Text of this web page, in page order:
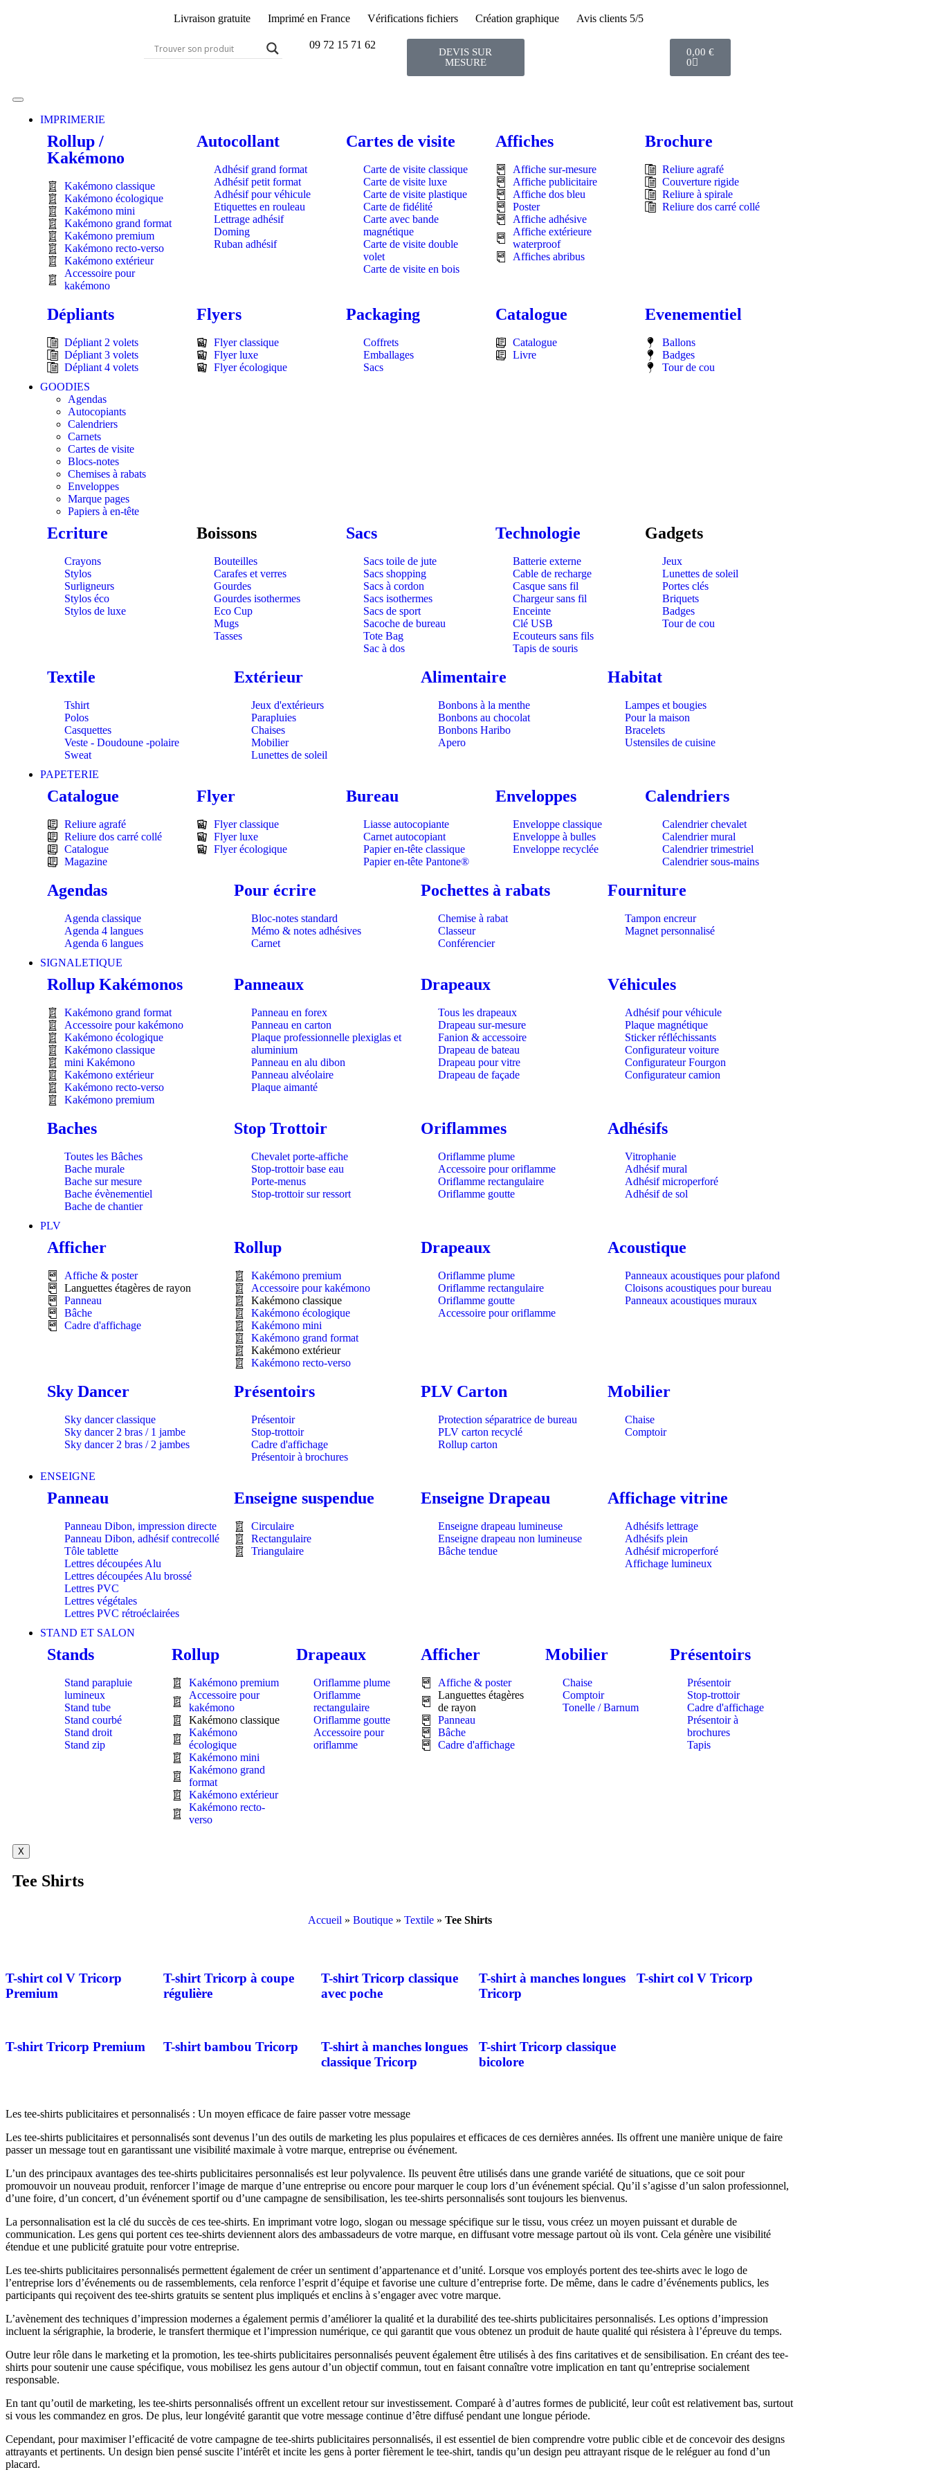
Livraison gratuite Imprimé en France Vérifications fichiers Création graphique Avis clients 5/5
09 72 15 71 62
DEVIS SUR
MESURE
0,00 €
0
IMPRIMERIE
Rollup /
Kakémono
Kakémono classique
Kakémono écologique
Kakémono mini
Kakémono grand format
Kakémono premium
Kakémono recto-verso
Kakémono extérieur
Accessoire pour
kakémono
Autocollant
Adhésif grand format
Adhésif petit format
Adhésif pour véhicule
Etiquettes en rouleau
Lettrage adhésif
Doming
Ruban adhésif
Cartes de visite
Carte de visite classique
Carte de visite luxe
Carte de visite plastique
Carte de fidélité
Carte avec bande
magnétique
Carte de visite double
volet
Carte de visite en bois
Affiches
Affiche sur-mesure
Affiche publicitaire
Affiche dos bleu
Poster
Affiche adhésive
Affiche extérieure
waterproof
Affiches abribus
Brochure
Reliure agrafé
Couverture rigide
Reliure à spirale
Reliure dos carré collé
Dépliants
Dépliant 2 volets
Dépliant 3 volets
Dépliant 4 volets
Flyers
Flyer classique
Flyer luxe
Flyer écologique
Packaging
Coffrets
Emballages
Sacs
Catalogue
Catalogue
Livre
Evenementiel
Ballons
Badges
Tour de cou
GOODIES
Agendas
Autocopiants
Calendriers
Carnets
Cartes de visite
Blocs-notes
Chemises à rabats
Enveloppes
Marque pages
Papiers à en-tête
Ecriture
Crayons
Stylos
Surligneurs
Stylos éco
Stylos de luxe
Boissons
Bouteilles
Carafes et verres
Gourdes
Gourdes isothermes
Eco Cup
Mugs
Tasses
Sacs
Sacs toile de jute
Sacs shopping
Sacs à cordon
Sacs isothermes
Sacs de sport
Sacoche de bureau
Tote Bag
Sac à dos
Technologie
Batterie externe
Cable de recharge
Casque sans fil
Chargeur sans fil
Enceinte
Clé USB
Ecouteurs sans fils
Tapis de souris
Gadgets
Jeux
Lunettes de soleil
Portes clés
Briquets
Badges
Tour de cou
Textile
Tshirt
Polos
Casquettes
Veste - Doudoune -polaire
Sweat
Extérieur
Jeux d'extérieurs
Parapluies
Chaises
Mobilier
Lunettes de soleil
Alimentaire
Bonbons à la menthe
Bonbons au chocolat
Bonbons Haribo
Apero
Habitat
Lampes et bougies
Pour la maison
Bracelets
Ustensiles de cuisine
PAPETERIE
Catalogue
Reliure agrafé
Reliure dos carré collé
Catalogue
Magazine
Flyer
Flyer classique
Flyer luxe
Flyer écologique
Bureau
Liasse autocopiante
Carnet autocopiant
Papier en-tête classique
Papier en-tête Pantone®
Enveloppes
Enveloppe classique
Enveloppe à bulles
Enveloppe recyclée
Calendriers
Calendrier chevalet
Calendrier mural
Calendrier trimestriel
Calendrier sous-mains
Agendas
Agenda classique
Agenda 4 langues
Agenda 6 langues
Pour écrire
Bloc-notes standard
Mémo & notes adhésives
Carnet
Pochettes à rabats
Chemise à rabat
Classeur
Conférencier
Fourniture
Tampon encreur
Magnet personnalisé
SIGNALETIQUE
Rollup Kakémonos
Kakémono grand format
Accessoire pour kakémono
Kakémono écologique
Kakémono classique
mini Kakémono
Kakémono extérieur
Kakémono recto-verso
Kakémono premium
Panneaux
Panneau en forex
Panneau en carton
Plaque professionnelle plexiglas et
aluminium
Panneau en alu dibon
Panneau alvéolaire
Plaque aimanté
Drapeaux
Tous les drapeaux
Drapeau sur-mesure
Fanion & accessoire
Drapeau de bateau
Drapeau pour vitre
Drapeau de façade
Véhicules
Adhésif pour véhicule
Plaque magnétique
Sticker réfléchissants
Configurateur voiture
Configurateur Fourgon
Configurateur camion
Baches
Toutes les Bâches
Bache murale
Bache sur mesure
Bache évènementiel
Bache de chantier
Stop Trottoir
Chevalet porte-affiche
Stop-trottoir base eau
Porte-menus
Stop-trottoir sur ressort
Oriflammes
Oriflamme plume
Accessoire pour oriflamme
Oriflamme rectangulaire
Oriflamme goutte
Adhésifs
Vitrophanie
Adhésif mural
Adhésif microperforé
Adhésif de sol
PLV
Afficher
Affiche & poster
Languettes étagères de rayon
Panneau
Bâche
Cadre d'affichage
Rollup
Kakémono premium
Accessoire pour kakémono
Kakémono classique
Kakémono écologique
Kakémono mini
Kakémono grand format
Kakémono extérieur
Kakémono recto-verso
Drapeaux
Oriflamme plume
Oriflamme rectangulaire
Oriflamme goutte
Accessoire pour oriflamme
Acoustique
Panneaux acoustiques pour plafond
Cloisons acoustiques pour bureau
Panneaux acoustiques muraux
Sky Dancer
Sky dancer classique
Sky dancer 2 bras / 1 jambe
Sky dancer 2 bras / 2 jambes
Présentoirs
Présentoir
Stop-trottoir
Cadre d'affichage
Présentoir à brochures
PLV Carton
Protection séparatrice de bureau
PLV carton recyclé
Rollup carton
Mobilier
Chaise
Comptoir
ENSEIGNE
Panneau
Panneau Dibon, impression directe
Panneau Dibon, adhésif contrecollé
Tôle tablette
Lettres découpées Alu
Lettres découpées Alu brossé
Lettres PVC
Lettres végétales
Lettres PVC rétroéclairées
Enseigne suspendue
Circulaire
Rectangulaire
Triangulaire
Enseigne Drapeau
Enseigne drapeau lumineuse
Enseigne drapeau non lumineuse
Bâche tendue
Affichage vitrine
Adhésifs lettrage
Adhésifs plein
Adhésif microperforé
Affichage lumineux
STAND ET SALON
Stands
Stand parapluie
lumineux
Stand tube
Stand courbé
Stand droit
Stand zip
Rollup
Kakémono premium
Accessoire pour
kakémono
Kakémono classique
Kakémono
écologique
Kakémono mini
Kakémono grand
format
Kakémono extérieur
Kakémono recto-
verso
Drapeaux
Oriflamme plume
Oriflamme
rectangulaire
Oriflamme goutte
Accessoire pour
oriflamme
Afficher
Affiche & poster
Languettes étagères
de rayon
Panneau
Bâche
Cadre d'affichage
Mobilier
Chaise
Comptoir
Tonelle / Barnum
Présentoirs
Présentoir
Stop-trottoir
Cadre d'affichage
Présentoir à
brochures
Tapis
X
Tee Shirts
Accueil » Boutique » Textile » Tee Shirts
T-shirt col V Tricorp
Premium
T-shirt Tricorp à coupe
régulière
T-shirt Tricorp classique
avec poche
T-shirt à manches longues
Tricorp
T-shirt col V Tricorp
T-shirt Tricorp Premium T-shirt bambou Tricorp
T-shirt à manches longues
classique Tricorp
T-shirt Tricorp classique
bicolore
Les tee-shirts publicitaires et personnalisés : Un moyen efficace de faire passer votre message
Les tee-shirts publicitaires et personnalisés sont devenus l’un des outils de marketing les plus populaires et efficaces de ces dernières années. Ils offrent une manière unique de faire
passer un message tout en garantissant une visibilité maximale à votre marque, entreprise ou événement.
L’un des principaux avantages des tee-shirts publicitaires personnalisés est leur polyvalence. Ils peuvent être utilisés dans une grande variété de situations, que ce soit pour
promouvoir un nouveau produit, renforcer l’image de marque d’une entreprise ou encore pour marquer le coup lors d’un événement spécial. Qu’il s’agisse d’un salon professionnel,
d’une foire, d’un concert, d’un événement sportif ou d’une campagne de sensibilisation, les tee-shirts personnalisés sont toujours les bienvenus.
La personnalisation est la clé du succès de ces tee-shirts. En imprimant votre logo, slogan ou message spécifique sur le tissu, vous créez un moyen puissant et durable de
communication. Les gens qui portent ces tee-shirts deviennent alors des ambassadeurs de votre marque, en diffusant votre message partout où ils vont. Cela génère une visibilité
étendue et une publicité gratuite pour votre entreprise.
Les tee-shirts publicitaires personnalisés permettent également de créer un sentiment d’appartenance et d’unité. Lorsque vos employés portent des tee-shirts avec le logo de
l’entreprise lors d’événements ou de rassemblements, cela renforce l’esprit d’équipe et favorise une culture d’entreprise forte. De même, dans le cadre d’événements publics, les
participants qui reçoivent des tee-shirts gratuits se sentent plus impliqués et enclins à s’engager avec votre marque.
L’avènement des techniques d’impression modernes a également permis d’améliorer la qualité et la durabilité des tee-shirts publicitaires personnalisés. Les options d’impression
incluent la sérigraphie, la broderie, le transfert thermique et l’impression numérique, ce qui garantit que vous obtenez un produit de haute qualité qui résistera à l’épreuve du temps.
Outre leur rôle dans le marketing et la promotion, les tee-shirts publicitaires personnalisés peuvent également être utilisés à des fins caritatives et de sensibilisation. En créant des tee-
shirts pour soutenir une cause spécifique, vous mobilisez les gens autour d’un objectif commun, tout en faisant connaître votre implication en tant qu’entreprise socialement
responsable.
En tant qu’outil de marketing, les tee-shirts personnalisés offrent un excellent retour sur investissement. Comparé à d’autres formes de publicité, leur coût est relativement bas, surtout
si vous les commandez en gros. De plus, leur longévité garantit que votre message continue d’être diffusé pendant une longue période.
Cependant, pour maximiser l’efficacité de votre campagne de tee-shirts publicitaires personnalisés, il est essentiel de bien comprendre votre public cible et de concevoir des designs
attrayants et pertinents. Un design bien pensé suscite l’intérêt et incite les gens à porter fièrement le tee-shirt, tandis qu’un design peu attrayant risque de le reléguer au fond d’un
placard.